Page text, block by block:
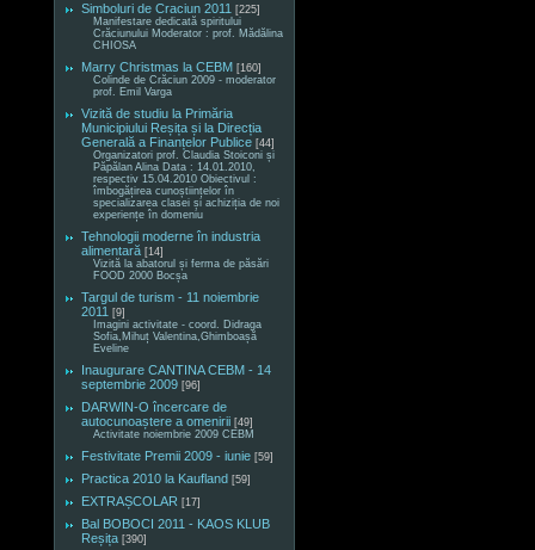
Simboluri de Craciun 2011 [225]
Manifestare dedicată spiritului
Crăciunului Moderator : prof. Mădălina
CHIOSA
Marry Christmas la CEBM [160]
Colinde de Crăciun 2009 - moderator
prof. Emil Varga
Vizită de studiu la Primăria
Municipiului Reșița și la Direcția
Generală a Finanțelor Publice [44]
Organizatori prof. Claudia Stoiconi și
Păpălan Alina Data : 14.01.2010,
respectiv 15.04.2010 Obiectivul :
îmbogățirea cunoștiințelor în
specializarea clasei și achiziția de noi
experiențe în domeniu
Tehnologii moderne în industria
alimentară [14]
Vizită la abatorul și ferma de păsări
FOOD 2000 Bocșa
Targul de turism - 11 noiembrie
2011 [9]
Imagini activitate - coord. Didraga
Sofia,Mihuț Valentina,Ghimboașă
Eveline
Inaugurare CANTINA CEBM - 14
septembrie 2009 [96]
DARWIN-O încercare de
autocunoaștere a omenirii [49]
Activitate noiembrie 2009 CEBM
Festivitate Premii 2009 - iunie [59]
Practica 2010 la Kaufland [59]
EXTRAȘCOLAR [17]
Bal BOBOCI 2011 - KAOS KLUB
Reșița [390]